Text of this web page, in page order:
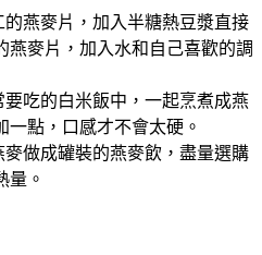
燕麥片，加入半糖熱豆漿直接
燕麥片，加入水和自己喜歡的調
吃的白米飯中，一起烹煮成燕
點，口感才不會太硬。
做成罐裝的燕麥飲，盡量選購
量。